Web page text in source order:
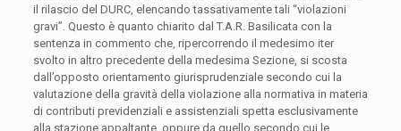
il rilascio del DURC, elencando tassativamente tali “violazioni
gravi”. Questo è quanto chiarito dal T.A.R. Basilicata con la
sentenza in commento che, ripercorrendo il medesimo iter
svolto in altro precedente della medesima Sezione, si scosta
dall’opposto orientamento giurisprudenziale secondo cui la
valutazione della gravità della violazione alla normativa in materia
di contributi previdenziali e assistenziali spetta esclusivamente
alla stazione appaltante, oppure da quello secondo cui le